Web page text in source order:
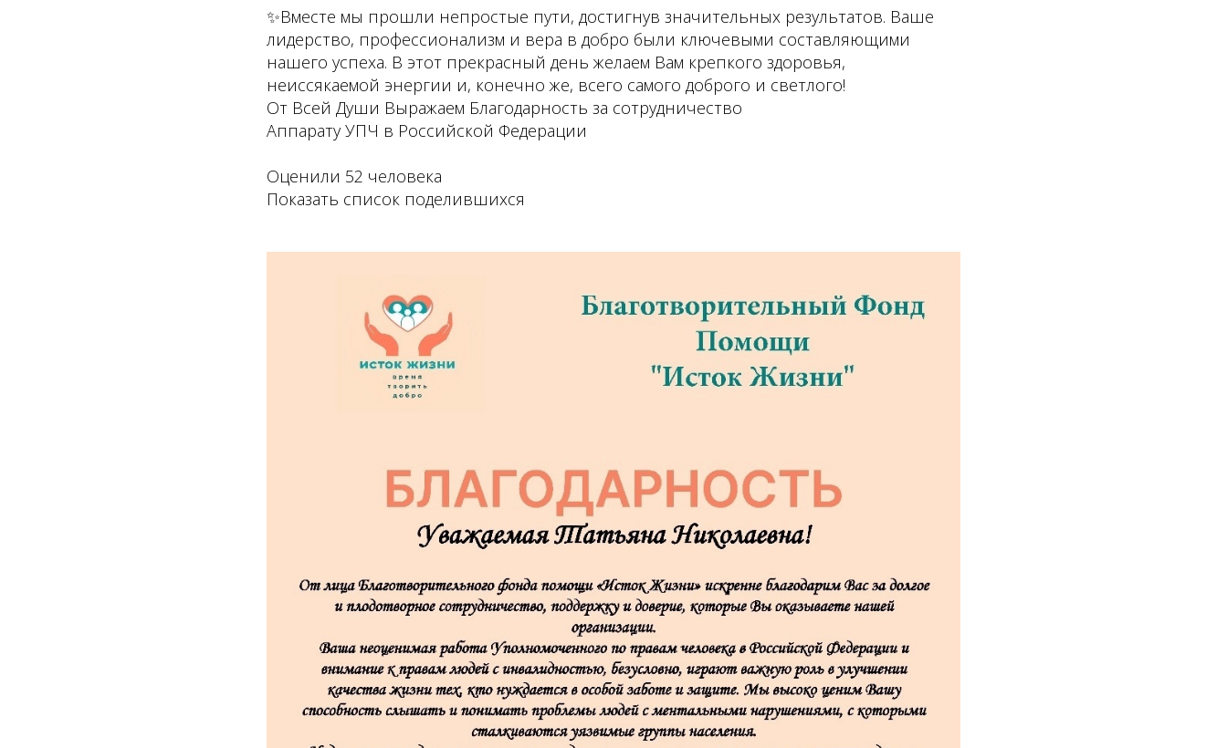
✨Вместе мы прошли непростые пути, достигнув значительных результатов. Ваше
лидерство, профессионализм и вера в добро были ключевыми составляющими
нашего успеха. В этот прекрасный день желаем Вам крепкого здоровья,
неиссякаемой энергии и, конечно же, всего самого доброго и светлого!
От Всей Души Выражаем Благодарность за сотрудничество
Аппарату УПЧ в Российской Федерации
Оценили 52 человека
Показать список поделившихся